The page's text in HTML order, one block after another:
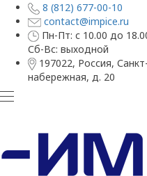
8 (812) 677-00-10
contact@impice.ru
Пн-Пт: с 10.00 до
Сб-Вс: выходной
197022, Россия,
набережная, д. 20